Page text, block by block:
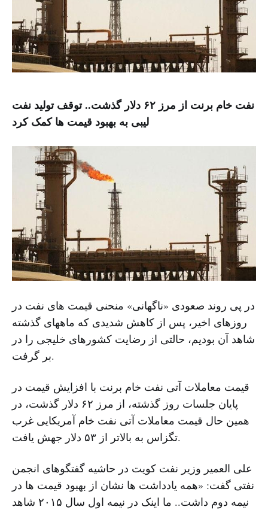
نفت خام برنت از مرز ۶۲ دلار گذشت.. توقف تولید نفت
لیبی به بهبود قیمت ها کمک کرد
در پی روند صعودی «ناگهانی» منحنی قیمت های نفت در
روزهای اخیر، پس از کاهش شدیدی که ماههای گذشته
شاهد آن بودیم، حالتی از رضایت کشورهای خلیجی را در
بر گرفت.
قیمت معاملات آتی نفت خام برنت با افزایش قیمت در
پایان جلسات روز گذشته، از مرز ۶۲ دلار گذشت، در
همین حال قیمت معاملات آتی نفت خام آمریکایی غرب
تگزاس به بالاتر از ۵۳ دلار جهش یافت.
علی العمیر وزیر نفت کویت در حاشیه گفتگوهای انجمن
نفتی گفت: «همه یادداشت ها نشان از بهبود قیمت ها در
نیمه دوم داشت.. ما اینک در نیمه اول سال ۲۰۱۵ شاهد